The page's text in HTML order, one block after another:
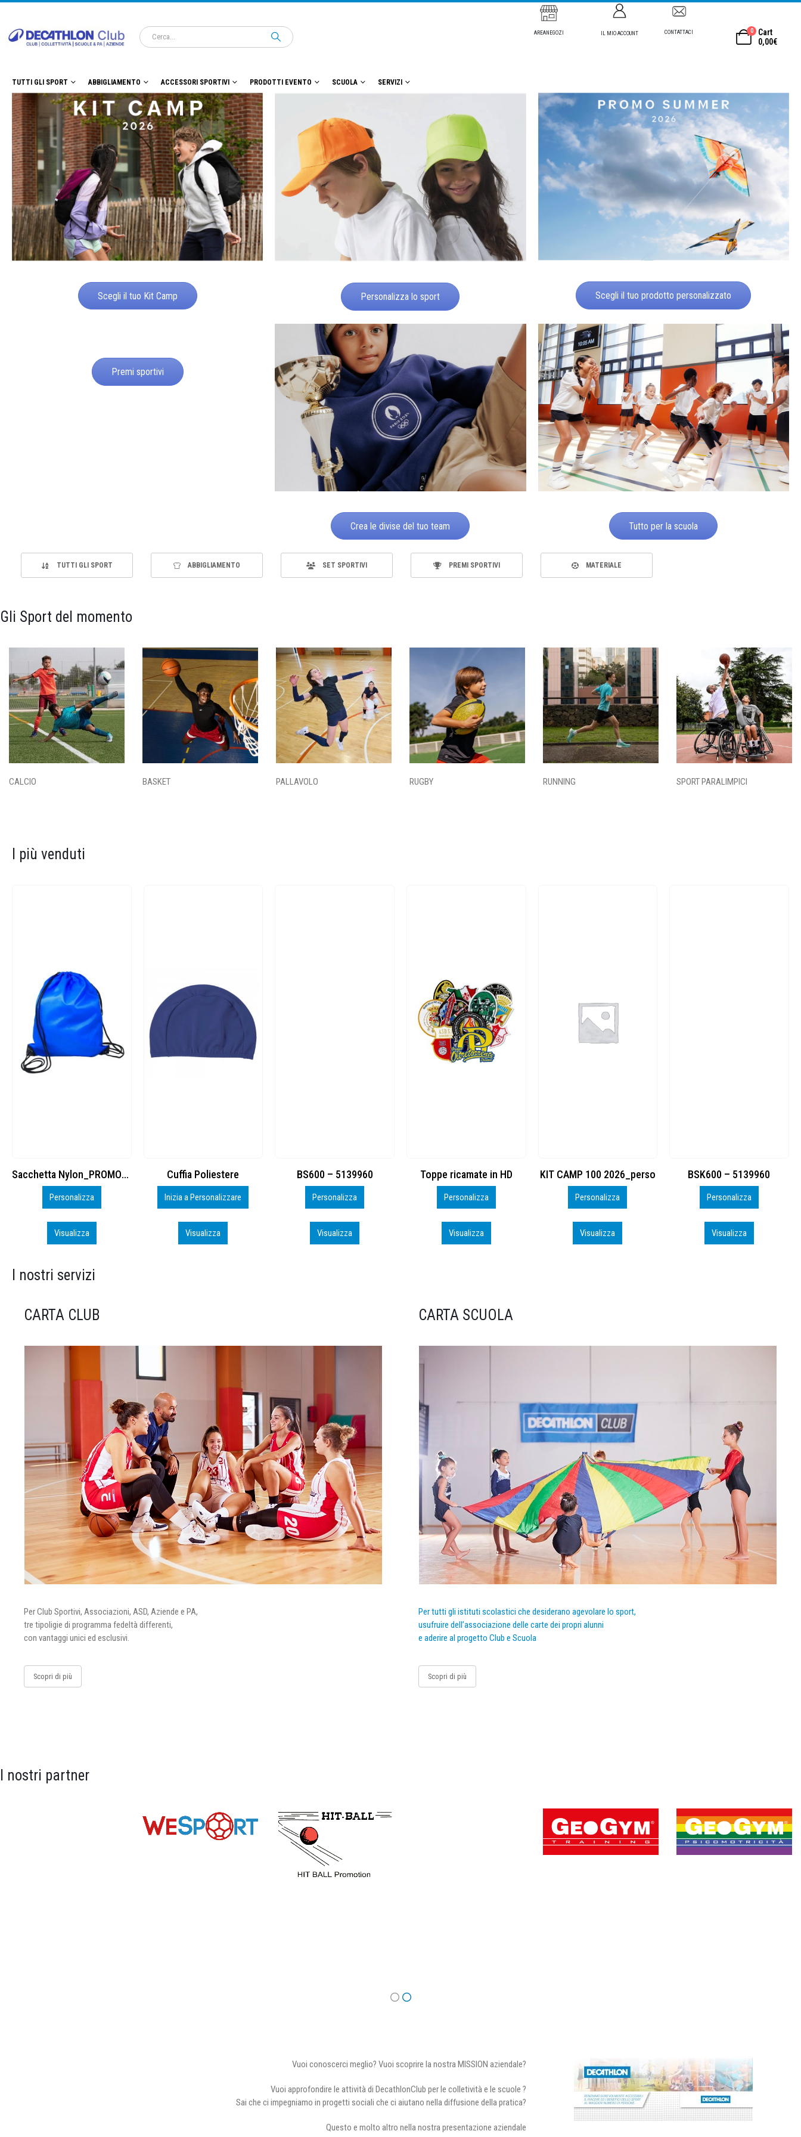
AREANEGOZI IL MIO ACCOUNT CONTATTACI 0
Cart
0,00€
TUTTI GLI SPORT ABBIGLIAMENTO ACCESSORI SPORTIVI PRODOTTI EVENTO SCUOLA SERVIZI
Scegli il tuo Kit Camp Personalizza lo sport Scegli il tuo prodotto personalizzato
Premi sportivi
Crea le divise del tuo team Tutto per la scuola
TUTTI GLI SPORT ABBIGLIAMENTO SET SPORTIVI PREMI SPORTIVI MATERIALE
Gli Sport del momento
CALCIO BASKET PALLAVOLO RUGBY RUNNING SPORT PARALIMPICI
I più venduti
Cuffia Poliestere
Inizia a Personalizzare
Visualizza
BS600 – 5139960
Personalizza
Visualizza
Toppe ricamate in HD
Personalizza
Visualizza
KIT CAMP 100 2026_perso
Personalizza
Visualizza
BSK600 – 5139960
Personalizza
Visualizza
DTF
Personalizza
Visualizza
I nostri servizi
CARTA CLUB
Per Club Sportivi, Associazioni, ASD, Aziende e PA,
tre tipoligie di programma fedeltà differenti,
con vantaggi unici ed esclusivi.
Scopri di più
CARTA SCUOLA
Per tutti gli istituti scolastici che desiderano agevolare lo sport,
usufruire dell’associazione delle carte dei propri alunni
e aderire al progetto Club e Scuola
Scopri di più
I nostri partner
Vuoi conoscerci meglio? Vuoi scoprire la nostra MISSION aziendale?
Vuoi approfondire le attività di DecathlonClub per le colletività e le scuole ?
Sai che ci impegniamo in progetti sociali che ci aiutano nella diffusione della pratica?
Questo e molto altro nella nostra presentazione aziendale